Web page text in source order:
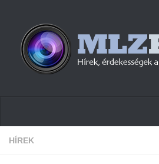
Hírek
HÍREK